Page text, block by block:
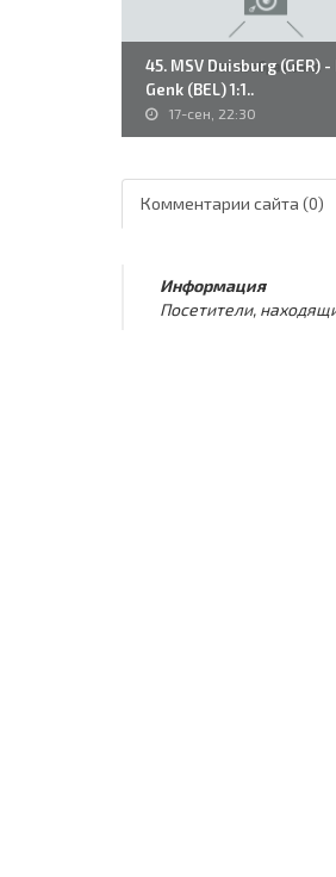
45. MSV Duisburg (GER) -
Genk (BEL) 1:1..
17-сен, 22:30
Комментарии сайта (0)
Информация
Посетители,